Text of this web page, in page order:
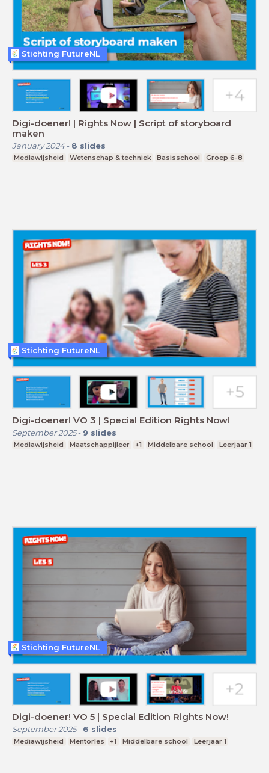
Digi-doener! | Rights Now | Script of storyboard
maken
January 2024- 8 slides
Mediawijsheid Wetenschap & techniek Basisschool Groep 6-8
Stichting FutureNL
Digi-doener! VO 3 | Special Edition Rights Now!
September 2025- 9 slides
Mediawijsheid Maatschappijleer +1 Middelbare school Leerjaar 1
Stichting FutureNL
Digi-doener! VO 5 | Special Edition Rights Now!
September 2025- 6 slides
Mediawijsheid Mentorles +1 Middelbare school Leerjaar 1
Stichting FutureNL